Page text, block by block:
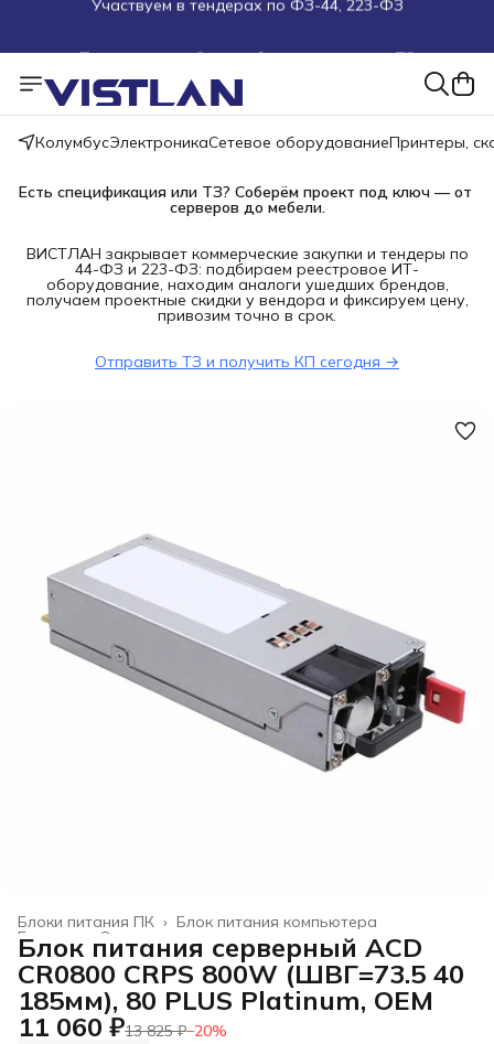
Пуско-наладочные работы
Пришлите запрос на e-mail или в чат
Более 100 000 позиций в наличии и под заказ
КолумбусЭлектроникаСетевое оборудованиеПринтеры,
Есть спецификация или ТЗ? Соберём проект под ключ — от
серверов до мебели.
ВИСТЛАН закрывает коммерческие закупки и тендеры по
44-ФЗ и 223-ФЗ: подбираем реестровое ИТ-
оборудование, находим аналоги ушедших брендов,
получаем проектные скидки у вендора и фиксируем цену,
привозим точно в срок.
Отправить ТЗ и получить КП сегодня →
Блок питания компьютера
Блоки питания ПК ›
Электроника
Главная
Блок питания серверный ACD
CR0800 CRPS 800W (ШВГ=73.5 40
185мм), 80 PLUS Platinum, OEM
11 060 ₽13 825 ₽−20%